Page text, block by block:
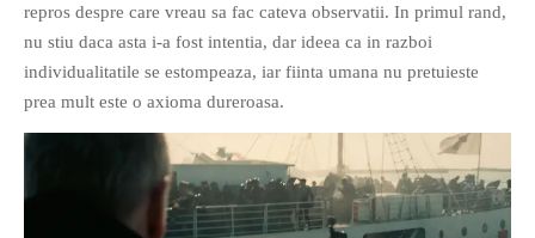
Vreau-schimbare.ro
PRIETENI DIN BREASLA
Filme-Carti.ro
repros despre care vreau sa fac cateva observatii. In primul rand,
nu stiu daca asta i-a fost intentia, dar ideea ca in razboi
individualitatile se estompeaza, iar fiinta umana nu pretuieste
prea mult este o axioma dureroasa.